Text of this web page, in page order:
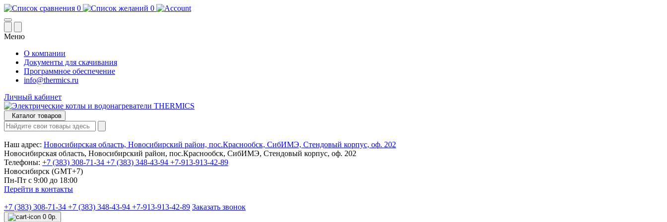
0 0
Меню
О компании
Документы для скачивания
Программное обеспечение
info@thermics.ru
Личный кабинет
Каталог товаров
Наш адрес: Новосибирская область, Новосибирский район, пос.Краснообск, СибИМЭ, Стендовый корпус, оф. 202
Новосибирская область, Новосибирский район, пос.Краснообск, СибИМЭ, Стендовый корпус, оф. 202
Телефоны: +7 (383) 308-71-34 +7 (383) 348-43-94 +7-913-913-42-89
Новосибирск (GMT+7)
Пн-Пт с 9:00 до 18:00
Перейти в контакты
+7 (383) 308-71-34 +7 (383) 348-43-94 +7-913-913-42-89 Заказать звонок
0 0р.